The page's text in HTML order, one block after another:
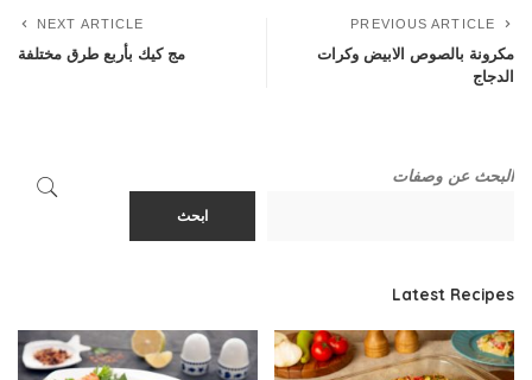
PREVIOUS ARTICLE
مكرونة بالصوص الابيض وكرات
الدجاج
NEXT ARTICLE
مج كيك بأربع طرق مختلفة
البحث عن وصفات
ابحث
Latest Recipes